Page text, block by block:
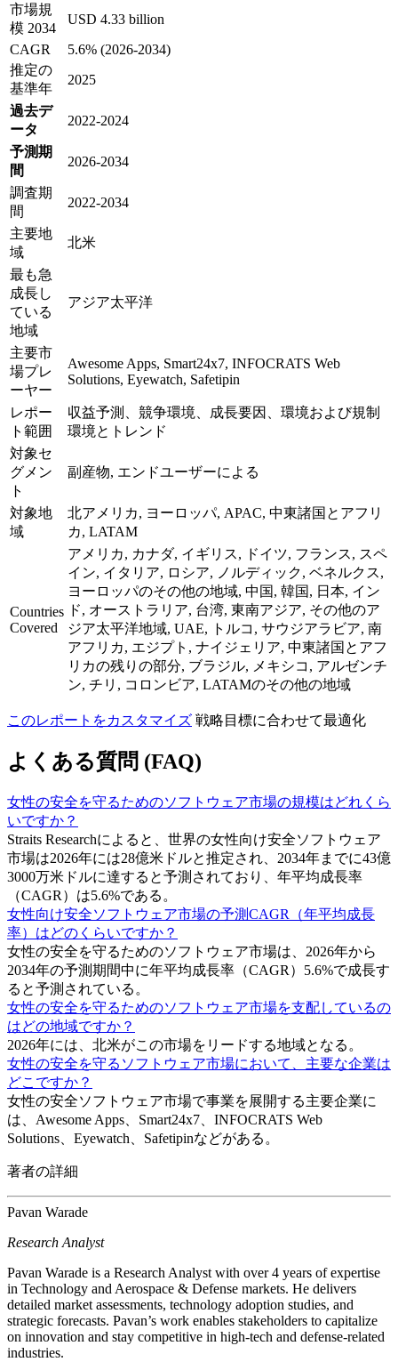
市場規
模 2034
USD 4.33 billion
CAGR
5.6% (2026-2034)
推定の
基準年
2025
過去デ
ータ
2022-2024
予測期
間
2026-2034
調査期
間
2022-2034
主要地
域
北米
最も急
成長し
ている
地域
アジア太平洋
主要市
場プレ
ーヤー
Awesome Apps, Smart24x7, INFOCRATS Web
Solutions, Eyewatch, Safetipin
レポー
ト範囲
収益予測、競争環境、成長要因、環境および規制
環境とトレンド
対象セ
グメン
ト
副産物, エンドユーザーによる
対象地
域
北アメリカ, ヨーロッパ, APAC, 中東諸国とアフリ
カ, LATAM
Countries
Covered
アメリカ, カナダ, イギリス, ドイツ, フランス, スペ
イン, イタリア, ロシア, ノルディック, ベネルクス,
ヨーロッパのその他の地域, 中国, 韓国, 日本, イン
ド, オーストラリア, 台湾, 東南アジア, その他のア
ジア太平洋地域, UAE, トルコ, サウジアラビア, 南
アフリカ, エジプト, ナイジェリア, 中東諸国とアフ
リカの残りの部分, ブラジル, メキシコ, アルゼンチ
ン, チリ, コロンビア, LATAMのその他の地域
このレポートをカスタマイズ 戦略目標に合わせて最適化
よくある質問 (FAQ)
女性の安全を守るためのソフトウェア市場の規模はどれくら
いですか？
Straits Researchによると、世界の女性向け安全ソフトウェア
市場は2026年には28億米ドルと推定され、2034年までに43億
3000万米ドルに達すると予測されており、年平均成長率
（CAGR）は5.6%である。
女性向け安全ソフトウェア市場の予測CAGR（年平均成長
率）はどのくらいですか？
女性の安全を守るためのソフトウェア市場は、2026年から
2034年の予測期間中に年平均成長率（CAGR）5.6%で成長す
ると予測されている。
女性の安全を守るためのソフトウェア市場を支配しているの
はどの地域ですか？
2026年には、北米がこの市場をリードする地域となる。
女性の安全を守るソフトウェア市場において、主要な企業は
どこですか？
女性の安全ソフトウェア市場で事業を展開する主要企業に
は、Awesome Apps、Smart24x7、INFOCRATS Web
Solutions、Eyewatch、Safetipinなどがある。
著者の詳細
Pavan Warade
Research Analyst
Pavan Warade is a Research Analyst with over 4 years of expertise
in Technology and Aerospace & Defense markets. He delivers
detailed market assessments, technology adoption studies, and
strategic forecasts. Pavan’s work enables stakeholders to capitalize
on innovation and stay competitive in high-tech and defense-related
industries.